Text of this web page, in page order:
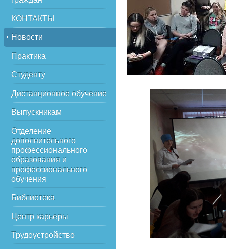
КОНТАКТЫ
Новости
Практика
Студенту
Дистанционное обучение
Выпускникам
Отделение
дополнительного
профессионального
образования и
профессионального
обучения
Библиотека
Центр карьеры
Трудоустройство